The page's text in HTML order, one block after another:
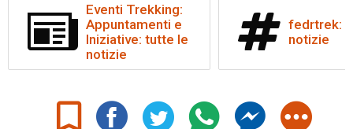
Eventi Trekking:
Appuntamenti e
Iniziative: tutte le
notizie
fedrtrek:
notizie